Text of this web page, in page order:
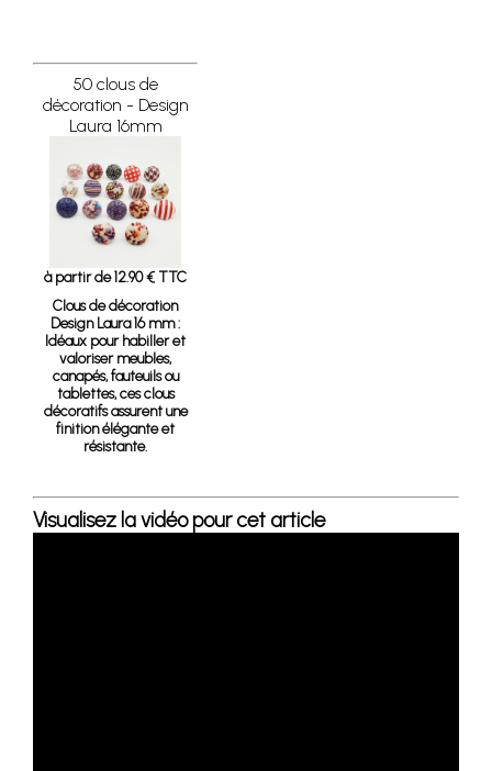
50 clous de
décoration - Design
Laura 16mm
à partir de 12.90 € TTC
Clous de décoration
Design Laura 16 mm :
Idéaux pour habiller et
valoriser meubles,
canapés, fauteuils ou
tablettes, ces clous
décoratifs assurent une
finition élégante et
résistante.
Visualisez la vidéo pour cet article